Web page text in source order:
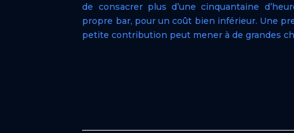
de consacrer plus d’une cinquantaine
propre bar, pour un coût bien inférieur. Une
petite contribution peut mener à de grandes